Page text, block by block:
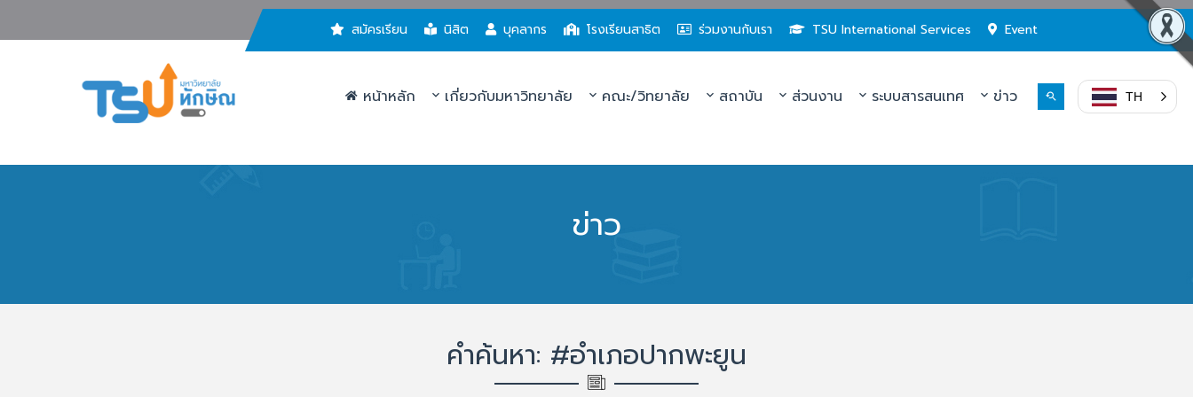
สมัครเรียน นิสิต บุคลากร โรงเรียนสาธิต ร่วมงานกับเรา TSU International Services Event
หน้าหลัก เกี่ยวกับมหาวิทยาลัย คณะ/วิทยาลัย สถาบัน ส่วนงาน ระบบสารสนเทศ ข่าว TH
ข่าว
คำค้นหา: #อำเภอปากพะยูน